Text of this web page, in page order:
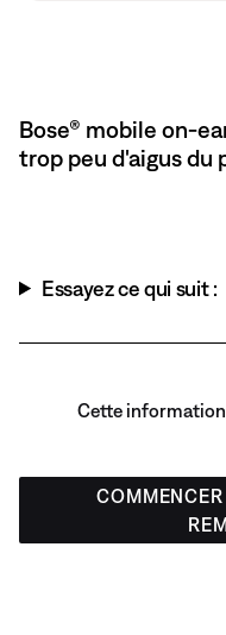
Bose® mobile on-
trop peu d'aigus du
Essayez ce qui suit :
Cette